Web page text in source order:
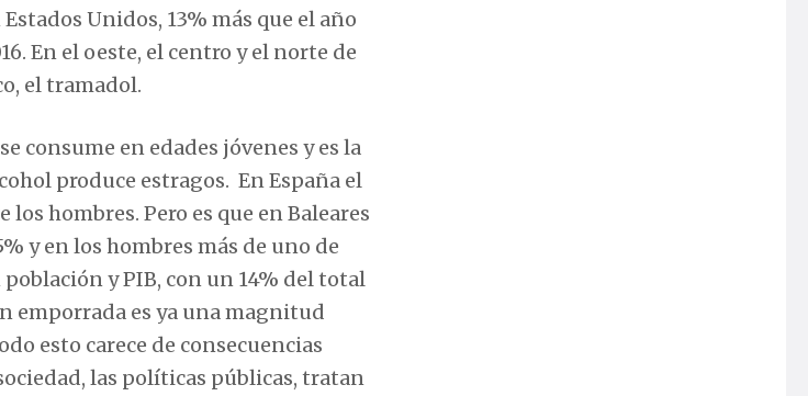
Unidos, 13% más que el año
En el oeste, el centro y el norte de
el tramadol.
consume en edades jóvenes y es la
produce estragos. En España el
los hombres. Pero es que en Baleares
y en los hombres más de uno de
y PIB, con un 14% del total
emporrada es ya una magnitud
esto carece de consecuencias
las políticas públicas, tratan